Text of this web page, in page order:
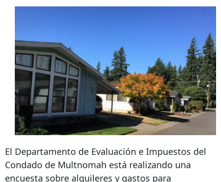
El Departamento de Evaluación e Impuestos del
Condado de Multnomah está realizando una
encuesta sobre alquileres y gastos para